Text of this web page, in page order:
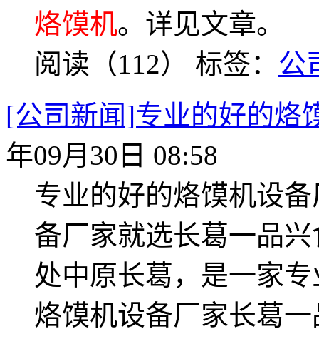
烙馍机。详见文章。
阅读（112） 标签： 公
[公司新闻]专业的好的
年09月30日 08:58
专业的好的烙馍机设
备厂家就选长葛一品
处中原长葛，是一家
烙馍机设备厂家长葛